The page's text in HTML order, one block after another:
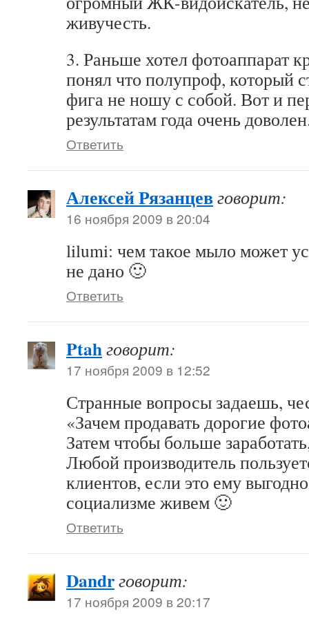
живучесть.
3. Раньше хотел фотоаппарат
понял что полупроф, который
фига не ношу с собой. Вот и
результатам года очень
Ответить
Алексей Рязанцевговорит:
16 ноября 2009 в 20:04
lilumi: чем такое мыло может
не дано 🙂
Ответить
Ptahговорит:
17 ноября 2009 в 12:52
Странные вопросы задаешь,
«Зачем продавать дорогие
Затем чтобы больше
Любой производитель
клиентов, если это ему
социализме живем 🙂
Ответить
Dandrговорит:
17 ноября 2009 в 20:17